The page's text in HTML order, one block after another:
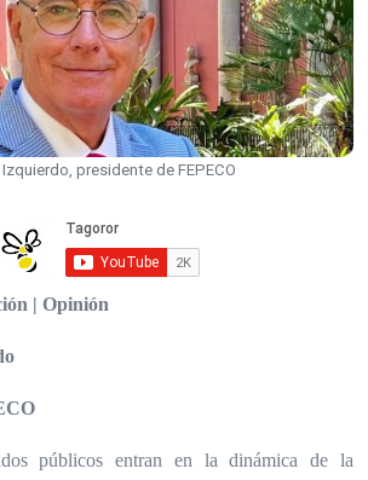
presidente de FEPECO
| Opinión
públicos entran en la dinámica de la